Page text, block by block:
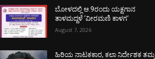
ಬೋಳದಲ್ಲಿ ಆ.9ರಂದು ಯಕ್ಷಗಾನ
ತಾಳಮದ್ದಳೆ ‘ವೀರಮಣಿ ಕಾಳಗ’
August 7, 2026
ಹಿರಿಯ ನಾಟಕಕಾರ, ಕಲಾ ನಿರ್ದೇಶಕ ತಮ್ಮ